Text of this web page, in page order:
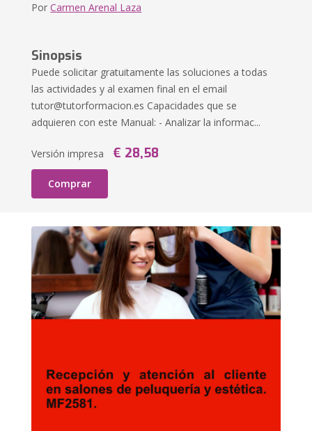
PorCarmen Arenal Laza
Sinopsis
Puede solicitar gratuitamente las soluciones a todas
las actividades y al examen final en el email
tutor@tutorformacion.es Capacidades que se
adquieren con este Manual: - Analizar la informac...
Versión impresa € 28,58
Comprar